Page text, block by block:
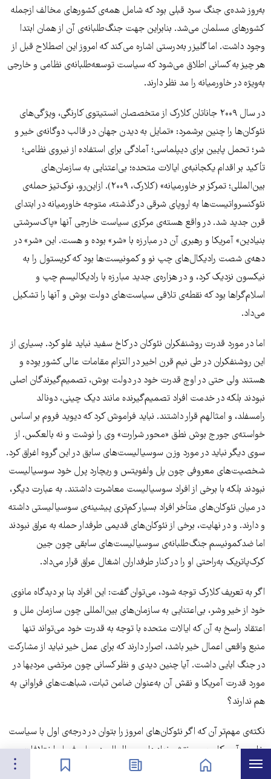
فهرست نشان‌گذاشته‌ها
به‌روز شده‌ی جنگ سرد قبلی بود که شامل همه‌ی کشورهای مخالف ازجمله
کشورهای مسلمان می‌شد. بنابراین جهت جنگ‌طلبانه‌ی آن از همان ابتدا
وجود داشت. اما گلیزر به‌درستی اشاره می‌کند که امروز این اصطلاح قبل از
هر چیز به کسانی اطلاق می‌شود که سیاست توسعه‌طلبانه‌ی نظامی و خارجی
به‌ویژه در خاورمیانه را مد نظر دارند.
در سال ۲۰۰۹ جاناتان کلارک از متخصصان انستیتوی کارنگی، ویژگی‌های
نئوکان‌ها را چنین برشمرد: «تمایل به دیدن جهان در قالب دوگانه‌ی خیر و
شر؛ تحمل پایین برای دیپلماسی؛ آمادگی برای استفاده از نیروی نظامی؛
تأکید بر اقدام یکجانبه‌ی ایالات متحده؛ بی‌اعتنایی به سازمان‌های
بین‌المللی؛ تمرکز بر خاورمیانه» (کلارک، ۲۰۰۹). از‌این‌رو، نوک‌تیز حمله‌ی
نئوکنسرواتیست‌ها به اروپای شرقی در گذشته، متوجه خاورمیانه در ابتدای
قرن جدید شد. در واقع هسته‌ی مرکزی سیاست خارجی آنها «پاک‌سرشتی
بنیادین» آمریکا و رهبری آن در مبارزه با «شر» بوده و هست. این «شر» در
دهه‌ی شصت رادیکال‌های چپ‌ نو و کمونیست‌ها بود که کریستول را به
نیکسون نزدیک کرد، و در هزاره‌ی جدید مبارزه با رادیکالیسم چپ و
اسلام‌گرا‌ها بود که نقطه‌ی تلاقی سیاست‌های دولت بوش و آنها را تشکیل
می‌داد.
اما در مورد قدرت روشنفکران نئوکان در کاخ سفید نباید غلو کرد. بسیاری از
این روشنفکران در طی نیم قرن اخیر در التزام مقامات عالی کشور بوده و
هستند ولی حتی در اوج قدرت خود در دولت بوش، تصمیم‌گیرندگان اصلی
نبودند بلکه در خدمت افراد تصمیم‌گیرنده مانند دیک‌ چینی، دونالد
رامسفلد، و امثالهم قرار داشتند. نباید فراموش کرد که دیوید فروم بر اساس
خواسته‌ی جورج بوش نطق «محور شرارت» وی را نوشت و نه بالعکس. از
سوی دیگر نباید در مورد وزن سوسیالیست‌های سابق در این گروه اغراق کرد.
شخصیت‌های معروفی چون پل ولفویتس و ریچارد پرل خود سوسیالیست
نبودند بلکه با برخی از افراد سوسیالیست معاشرت داشتند. به عبارت دیگر،
در میان نئوکان‌های متأخر افراد بسیار کم‌تری پیشینه‌ی سوسیالیستی داشته
و دارند. و در نهایت، برخی از نئوکان‌های قدیمی طرفدار حمله به عراق نبودند
اما ضدکمونیسم جنگ‌طلبانه‌ی سوسیالیست‌های سابقی چون جین
کرک‌پاتریک به‌راحتی او را در کنار طرفداران اشغال عراق قرار می‌داد.
اگر به تعریف کلارک توجه شود، می‌توان گفت: این افراد بنا بر دیدگاه مانوی
خود از خیر وشر، بی‌اعتنایی به سازمان‌های بین‌المللی چون سازمان ملل و
اعتقاد راسخ به آن که ایالات متحده با توجه به قدرت خود می‌تواند تنها
منبع واقعی اعمال خیر باشد، اصرار دارند که برای عمل خیر نباید از مشارکت
در جنگ ابایی داشت. آیا چنین دیدی و نظر کسانی چون مرتضی مردیها در
مورد قدرت آمریکا و نقش آن به‌عنوان ضامن ثبات، شباهت‌های فراوانی به
هم ندارند؟
نکته‌ی مهم‌تر آن که اگر نئوکان‌های امروز را بتوان در درجه‌ی اول با سیاست
خارجی آمریکا‌محور و نقش نهادهای بین‌المللی در حل‌و‌فصل اختلافات،
تعریف کرد، آنگاه لازم است بر این نکته نیز تأکید کرد که در تاریخ نیم‌قرن